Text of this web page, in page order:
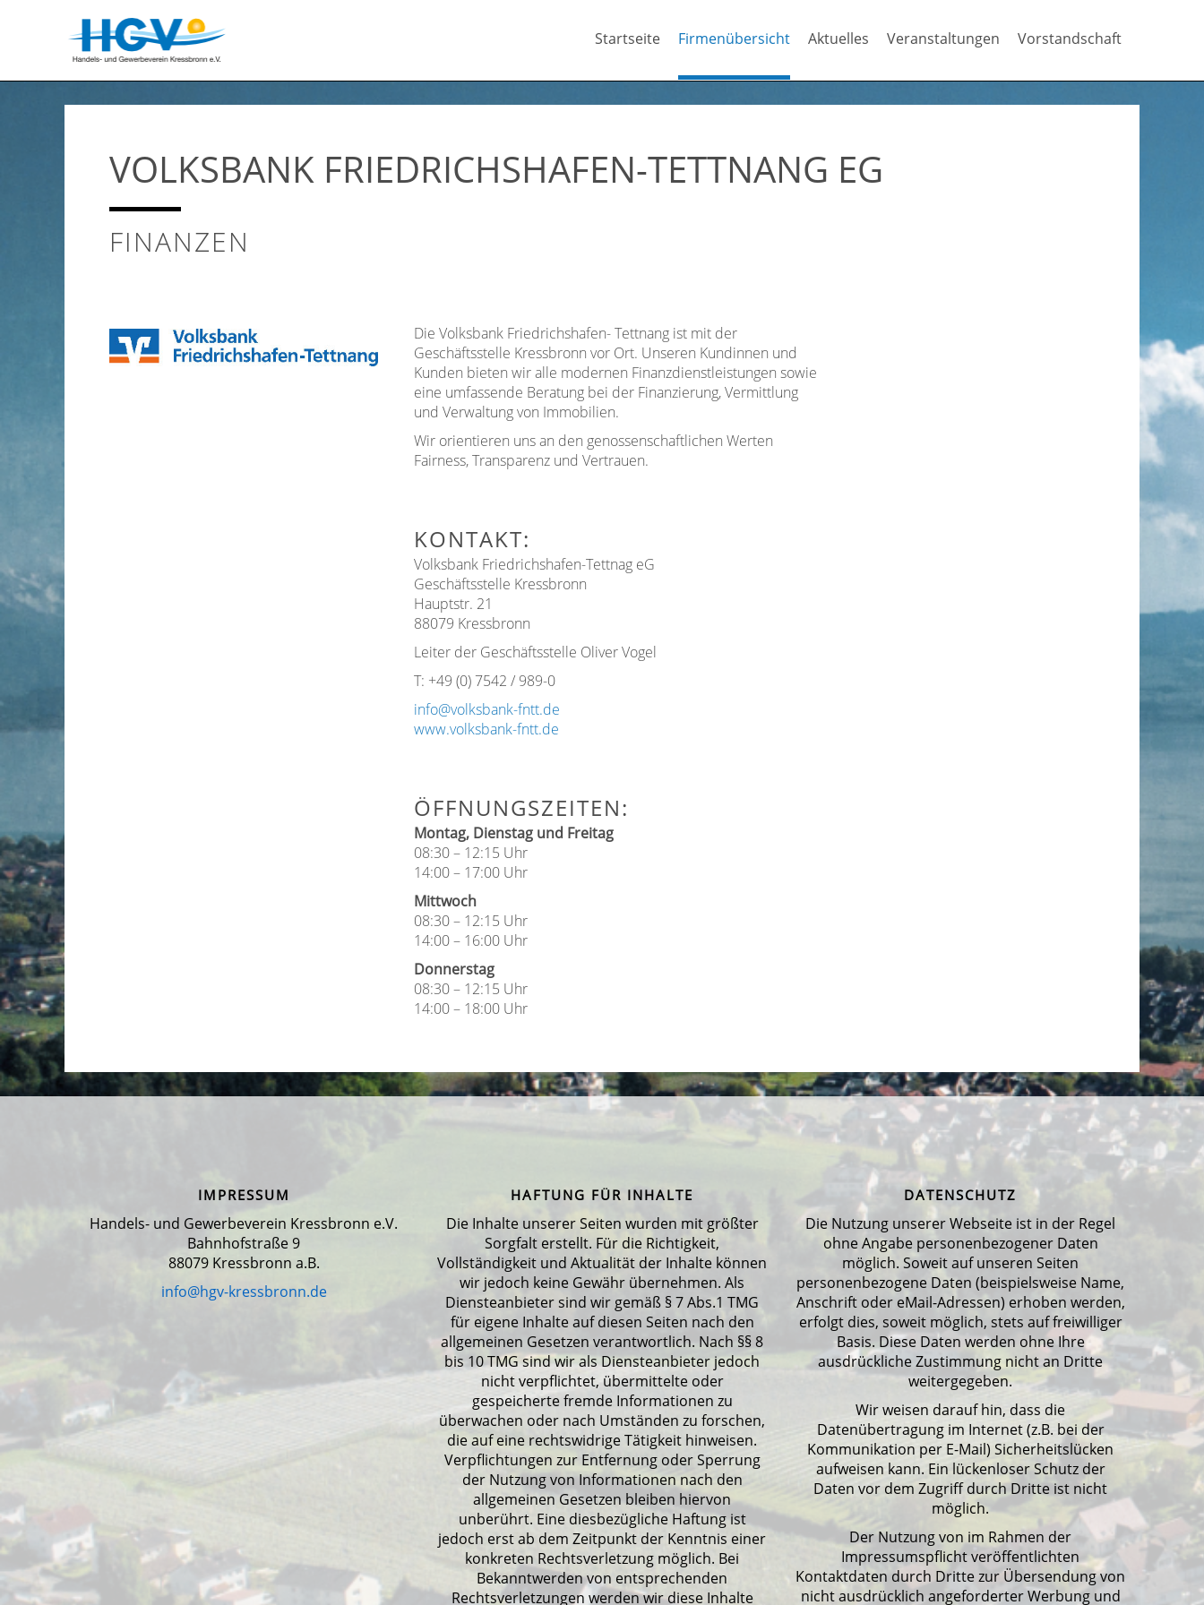
Startseite Firmenübersicht Aktuelles Veranstaltungen Vorstandschaft
VOLKSBANK FRIEDRICHSHAFEN-TETTNANG EG
FINANZEN
Die Volksbank Friedrichshafen- Tettnang ist mit der
Geschäftsstelle Kressbronn vor Ort. Unseren Kundinnen und
Kunden bieten wir alle modernen Finanzdienstleistungen sowie
eine umfassende Beratung bei der Finanzierung, Vermittlung
und Verwaltung von Immobilien.
Wir orientieren uns an den genossenschaftlichen Werten
Fairness, Transparenz und Vertrauen.
KONTAKT:
Volksbank Friedrichshafen-Tettnag eG
Geschäftsstelle Kressbronn
Hauptstr. 21
88079 Kressbronn
Leiter der Geschäftsstelle Oliver Vogel
T: +49 (0) 7542 / 989-0
info@volksbank-fntt.de
www.volksbank-fntt.de
ÖFFNUNGSZEITEN:
Montag, Dienstag und Freitag
08:30 – 12:15 Uhr
14:00 – 17:00 Uhr
Mittwoch
08:30 – 12:15 Uhr
14:00 – 16:00 Uhr
Donnerstag
08:30 – 12:15 Uhr
14:00 – 18:00 Uhr
IMPRESSUM
Handels- und Gewerbeverein Kressbronn e.V.
Bahnhofstraße 9
88079 Kressbronn a.B.
info@hgv-kressbronn.de
HAFTUNG FÜR INHALTE
Die Inhalte unserer Seiten wurden mit größter
Sorgfalt erstellt. Für die Richtigkeit,
Vollständigkeit und Aktualität der Inhalte können
wir jedoch keine Gewähr übernehmen. Als
Diensteanbieter sind wir gemäß § 7 Abs.1 TMG
für eigene Inhalte auf diesen Seiten nach den
allgemeinen Gesetzen verantwortlich. Nach §§ 8
bis 10 TMG sind wir als Diensteanbieter jedoch
nicht verpflichtet, übermittelte oder
gespeicherte fremde Informationen zu
überwachen oder nach Umständen zu forschen,
die auf eine rechtswidrige Tätigkeit hinweisen.
Verpflichtungen zur Entfernung oder Sperrung
der Nutzung von Informationen nach den
allgemeinen Gesetzen bleiben hiervon
unberührt. Eine diesbezügliche Haftung ist
jedoch erst ab dem Zeitpunkt der Kenntnis einer
konkreten Rechtsverletzung möglich. Bei
Bekanntwerden von entsprechenden
Rechtsverletzungen werden wir diese Inhalte
DATENSCHUTZ
Die Nutzung unserer Webseite ist in der Regel
ohne Angabe personenbezogener Daten
möglich. Soweit auf unseren Seiten
personenbezogene Daten (beispielsweise Name,
Anschrift oder eMail-Adressen) erhoben werden,
erfolgt dies, soweit möglich, stets auf freiwilliger
Basis. Diese Daten werden ohne Ihre
ausdrückliche Zustimmung nicht an Dritte
weitergegeben.
Wir weisen darauf hin, dass die
Datenübertragung im Internet (z.B. bei der
Kommunikation per E-Mail) Sicherheitslücken
aufweisen kann. Ein lückenloser Schutz der
Daten vor dem Zugriff durch Dritte ist nicht
möglich.
Der Nutzung von im Rahmen der
Impressumspflicht veröffentlichten
Kontaktdaten durch Dritte zur Übersendung von
nicht ausdrücklich angeforderter Werbung und